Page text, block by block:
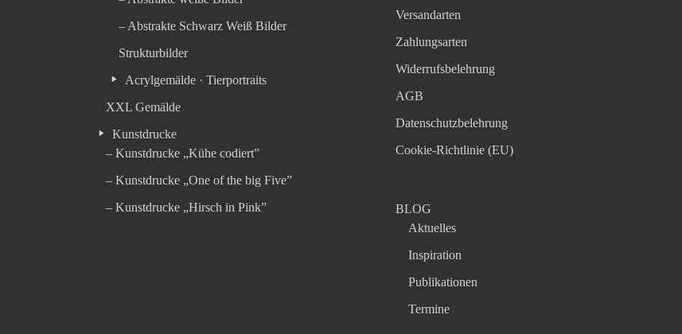
– Abstrakte Schwarz Weiß Bilder
Strukturbilder
Acrylgemälde · Tierportraits
XXL Gemälde
Kunstdrucke
– Kunstdrucke „Kühe codiert”
– Kunstdrucke „One of the big Five”
– Kunstdrucke „Hirsch in Pink”
Versandarten
Zahlungsarten
Widerrufsbelehrung
AGB
Datenschutzbelehrung
Cookie-Richtlinie (EU)
BLOG
Aktuelles
Inspiration
Publikationen
Termine